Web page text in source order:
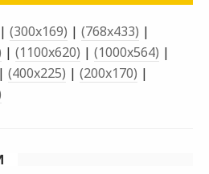
| (300x169) | (768x433) |
| (1100x620) | (1000x564) |
| (400x225) | (200x170) |